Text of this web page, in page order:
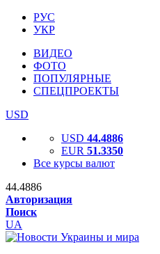
РУС
УКР
ВИДЕО
ФОТО
ПОПУЛЯРНЫЕ
СПЕЦПРОЕКТЫ
USD
USD 44.4886
EUR 51.3350
Все курсы валют
44.4886
Авторизация
Поиск
UA